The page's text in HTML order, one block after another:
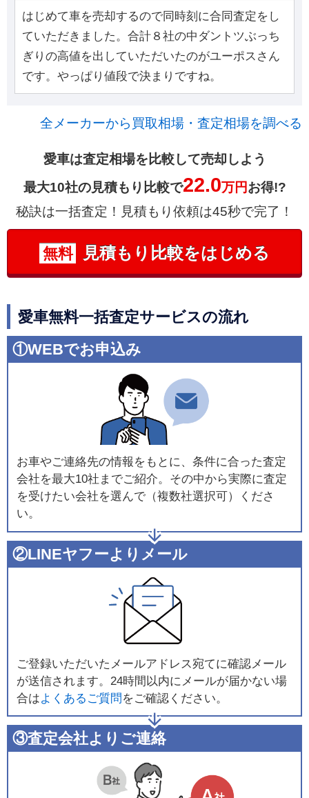
はじめて車を売却するので同時刻に合同査定をし
ていただきました。合計８社の中ダントツぶっち
ぎりの高値を出していただいたのがユーポスさん
です。やっぱり値段で決まりですね。
全メーカーから買取相場・査定相場を調べる
愛車は査定相場を比較して売却しよう
最大10社の見積もり比較で22.0万円お得!?
秘訣は一括査定！見積もり依頼は45秒で完了！
無料 見積もり比較をはじめる
愛車無料一括査定サービスの流れ
①WEBでお申込み
お車やご連絡先の情報をもとに、条件に合った査定
会社を最大10社までご紹介。その中から実際に査定
を受けたい会社を選んで（複数社選択可）くださ
い。
②LINEヤフーよりメール
ご登録いただいたメールアドレス宛てに確認メール
が送信されます。24時間以内にメールが届かない場
合はよくあるご質問 をご確認ください。
③査定会社よりご連絡